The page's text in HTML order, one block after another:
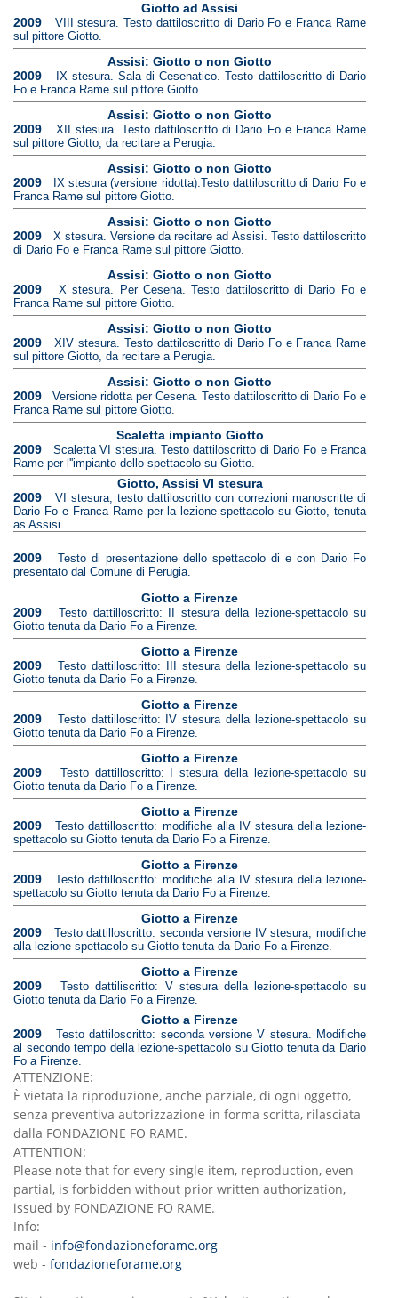
Giotto ad Assisi
2009
VIII stesura. Testo dattiloscritto di Dario Fo e Franca Rame
sul pittore Giotto.
Assisi: Giotto o non Giotto
2009
IX stesura. Sala di Cesenatico. Testo dattiloscritto di Dario
Fo e Franca Rame sul pittore Giotto.
Assisi: Giotto o non Giotto
2009
XII stesura. Testo dattiloscritto di Dario Fo e Franca Rame
sul pittore Giotto, da recitare a Perugia.
Assisi: Giotto o non Giotto
2009
IX stesura (versione ridotta).Testo dattiloscritto di Dario Fo e
Franca Rame sul pittore Giotto.
Assisi: Giotto o non Giotto
2009
X stesura. Versione da recitare ad Assisi. Testo dattiloscritto
di Dario Fo e Franca Rame sul pittore Giotto.
Assisi: Giotto o non Giotto
2009
X stesura. Per Cesena. Testo dattiloscritto di Dario Fo e
Franca Rame sul pittore Giotto.
Assisi: Giotto o non Giotto
2009
XIV stesura. Testo dattiloscritto di Dario Fo e Franca Rame
sul pittore Giotto, da recitare a Perugia.
Assisi: Giotto o non Giotto
2009
Versione ridotta per Cesena. Testo dattiloscritto di Dario Fo e
Franca Rame sul pittore Giotto.
Scaletta impianto Giotto
2009
Scaletta VI stesura. Testo dattiloscritto di Dario Fo e Franca
Rame per l''impianto dello spettacolo su Giotto.
Giotto, Assisi VI stesura
2009
VI stesura, testo dattiloscritto con correzioni manoscritte di
Dario Fo e Franca Rame per la lezione-spettacolo su Giotto, tenuta
as Assisi.
2009
Testo di presentazione dello spettacolo di e con Dario Fo
presentato dal Comune di Perugia.
Giotto a Firenze
2009
Testo dattilloscritto: II stesura della lezione-spettacolo su
Giotto tenuta da Dario Fo a Firenze.
Giotto a Firenze
2009
Testo dattilloscritto: III stesura della lezione-spettacolo su
Giotto tenuta da Dario Fo a Firenze.
Giotto a Firenze
2009
Testo dattilloscritto: IV stesura della lezione-spettacolo su
Giotto tenuta da Dario Fo a Firenze.
Giotto a Firenze
2009
Testo dattilloscritto: I stesura della lezione-spettacolo su
Giotto tenuta da Dario Fo a Firenze.
Giotto a Firenze
2009
Testo dattilloscritto: modifiche alla IV stesura della lezione-
spettacolo su Giotto tenuta da Dario Fo a Firenze.
Giotto a Firenze
2009
Testo dattilloscritto: modifiche alla IV stesura della lezione-
spettacolo su Giotto tenuta da Dario Fo a Firenze.
Giotto a Firenze
2009
Testo dattilloscritto: seconda versione IV stesura, modifiche
alla lezione-spettacolo su Giotto tenuta da Dario Fo a Firenze.
Giotto a Firenze
2009
Testo dattiliscritto: V stesura della lezione-spettacolo su
Giotto tenuta da Dario Fo a Firenze.
Giotto a Firenze
2009
Testo dattiloscritto: seconda versione V stesura. Modifiche
al secondo tempo della lezione-spettacolo su Giotto tenuta da Dario
Fo a Firenze.
ATTENZIONE:
È vietata la riproduzione, anche parziale, di ogni oggetto,
senza preventiva autorizzazione in forma scritta, rilasciata
dalla FONDAZIONE FO RAME.
ATTENTION:
Please note that for every single item, reproduction, even
partial, is forbidden without prior written authorization,
issued by FONDAZIONE FO RAME.
Info:
mail - info@fondazioneforame.org
web - fondazioneforame.org